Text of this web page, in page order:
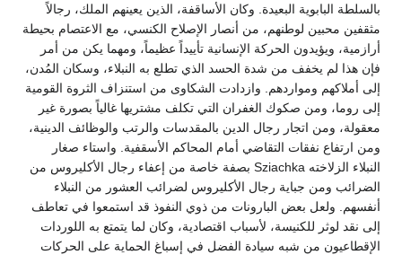
بالسلطة البابوية البعيدة. وكان الأساقفة، الذين يعينهم الملك، رجالاً
مثقفين محبين لوطنهم، من أنصار الإصلاح الكنسي، مع الاعتصام بحيطة
أرازمية، ويؤيدون الحركة الإنسانية تأييداً عظيماً، ومهما يكن من أمر
فإن هذا لم يخفف من شدة الحسد الذي تطلع به النبلاء، وسكان المُدن،
إلى أملاكهم ومواردهم. وازدادت الشكاوى من استنزاف الثروة القومية
إلى روما، ومن صكوك الغفران التي تكلف مشتريها غالياً بصورة غير
معقولة، ومن اتجار رجال الدين بالمقدسات والرتب والوظائف الدينية،
ومن ارتفاع نفقات التقاضي أمام المحاكم الأسقفية. واستاء صغار
النبلاء الزلاخته Sziachka بصفة خاصة من إعفاء رجال الأكليروس من
الضرائب ومن جباية رجال الأكليروس لضرائب العشور من النبلاء
أنفسهم. ولعل بعض البارونات من ذوي النفوذ قد استمعوا في تعاطف
إلى نقد لوثر للكنيسة، لأسباب اقتصادية، وكان لما يتمتع به اللوردات
الإقطاعيون من شبه سيادة الفضل في إسباغ الحماية على الحركات